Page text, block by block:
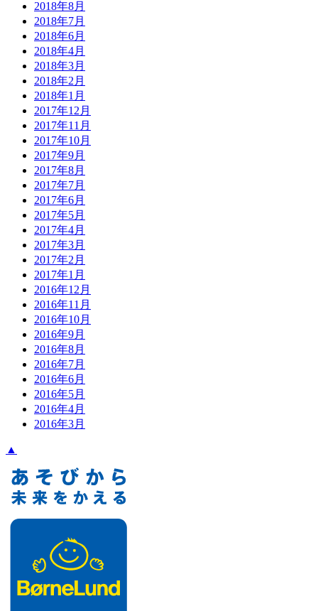
2018年8月
2018年7月
2018年6月
2018年4月
2018年3月
2018年2月
2018年1月
2017年12月
2017年11月
2017年10月
2017年9月
2017年8月
2017年7月
2017年6月
2017年5月
2017年4月
2017年3月
2017年2月
2017年1月
2016年12月
2016年11月
2016年10月
2016年9月
2016年8月
2016年7月
2016年6月
2016年5月
2016年4月
2016年3月
▲